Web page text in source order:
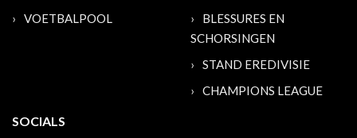
VOETBALPOOL
BLESSURES EN
SCHORSINGEN
STAND EREDIVISIE
CHAMPIONS LEAGUE
SOCIALS